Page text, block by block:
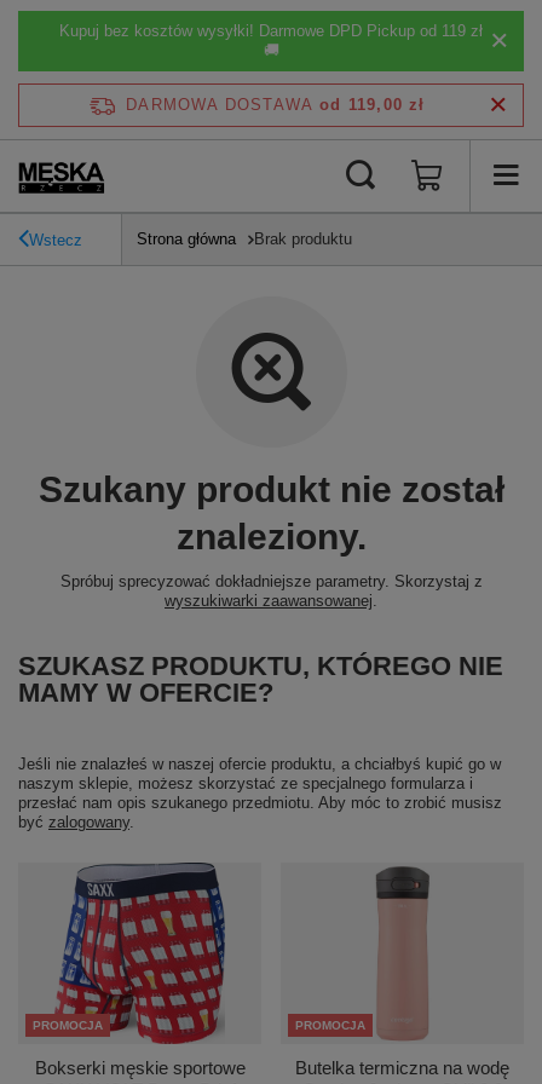
Kupuj bez kosztów wysyłki! Darmowe DPD Pickup od 119 zł
🚚
DARMOWA DOSTAWA od 119,00 zł
Wstecz Strona główna Brak produktu
Szukany produkt nie został
znaleziony.
Spróbuj sprecyzować dokładniejsze parametry. Skorzystaj z
wyszukiwarki zaawansowanej.
SZUKASZ PRODUKTU, KTÓREGO NIE
MAMY W OFERCIE?
Jeśli nie znalazłeś w naszej ofercie produktu, a chciałbyś kupić go w
naszym sklepie, możesz skorzystać ze specjalnego formularza i
przesłać nam opis szukanego przedmiotu. Aby móc to zrobić musisz
być zalogowany.
PROMOCJA
Bokserki męskie sportowe
PROMOCJA
Butelka termiczna na wodę